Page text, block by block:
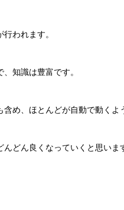
われます。
知識は豊富です。
め、ほとんどが自動で動くよ
どん良くなっていくと思いま